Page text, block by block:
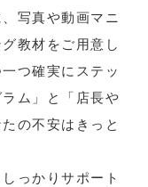
写真や動画マニ
教材をご用意し
つ確実にステッ
ム」と「店長や
の不安はきっと
っかりサポート